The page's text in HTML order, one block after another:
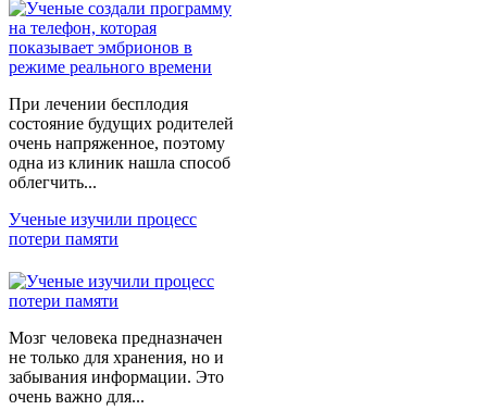
При лечении бесплодия
состояние будущих родителей
очень напряженное, поэтому
одна из клиник нашла способ
облегчить...
Ученые изучили процесс
потери памяти
Мозг человека предназначен
не только для хранения, но и
забывания информации. Это
очень важно для...